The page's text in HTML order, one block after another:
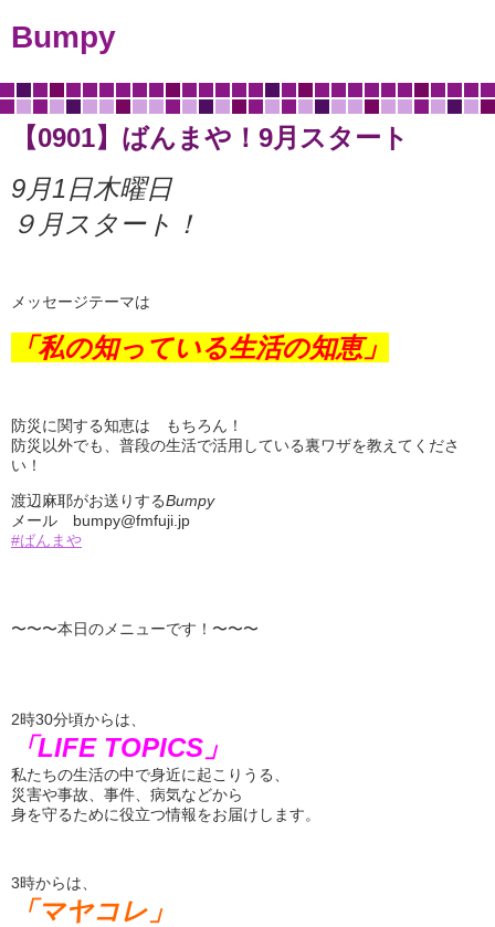
Bumpy
【0901】ばんまや！9月スタート
9月1日木曜日
９月スタート！
メッセージテーマは
「私の知っている生活の知恵」
防災に関する知恵は もちろん！
防災以外でも、普段の生活で活用している裏ワザを教えてくださ
い！
渡辺麻耶がお送りするBumpy
メール bumpy@fmfuji.jp
#ばんまや
〜〜〜本日のメニューです！〜〜〜
2時30分頃からは、
「LIFE TOPICS」
私たちの生活の中で身近に起こりうる、
災害や事故、事件、病気などから
身を守るために役立つ情報をお届けします。
3時からは、
「マヤコレ」